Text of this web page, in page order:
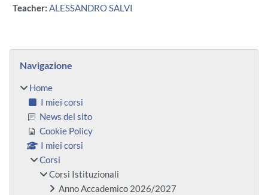
Teacher: ALESSANDRO SALVI
Blocchi
Navigazione
Home
I miei corsi
News del sito
Cookie Policy
I miei corsi
Corsi
Corsi Istituzionali
Anno Accademico 2026/2027